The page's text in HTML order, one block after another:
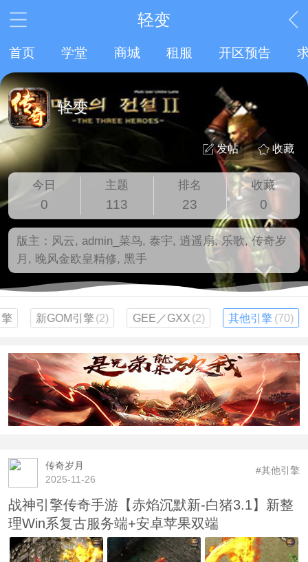
轻变
首页 学堂 商城 租服 开区预告
轻变
收藏
发帖
今日
0
主题
113
排名
23
收藏
0
版主： 风云, admin_菜鸟, 泰宇, 逍遥扇, 乐歌,传奇岁
月 , 晚风金欧皇精修, 黑手
新GOM引擎 (2) GEE／GXX (2) 其他引擎 (70)
传奇岁月
2025-11-26
#其他引擎
战神引擎传奇手游【赤焰沉默新-白猪3.1】新整
理Win系复古服务端+安卓苹果双端